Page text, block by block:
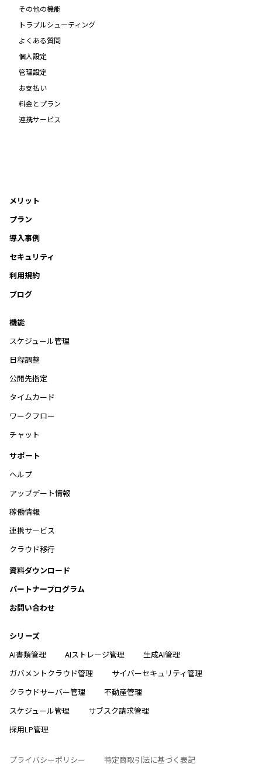
その他の機能
トラブルシューティング
よくある質問
個人設定
管理設定
お支払い
料金とプラン
連携サービス
メリット
プラン
導入事例
セキュリティ
利用規約
ブログ
機能
スケジュール管理
日程調整
公開先指定
タイムカード
ワークフロー
チャット
サポート
ヘルプ
アップデート情報
稼働情報
連携サービス
クラウド移行
資料ダウンロード
パートナープログラム
お問い合わせ
シリーズ
AI書類管理
AIストレージ管理
生成AI管理
ガバメントクラウド管理
サイバーセキュリティ管理
クラウドサーバー管理
不動産管理
スケジュール管理
サブスク請求管理
採用LP管理
プライバシーポリシー 特定商取引法に基づく表記